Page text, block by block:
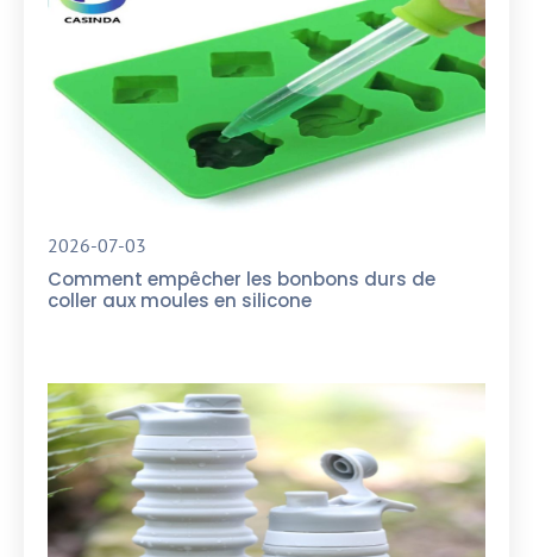
2026-07-03
Comment empêcher les bonbons durs de
coller aux moules en silicone